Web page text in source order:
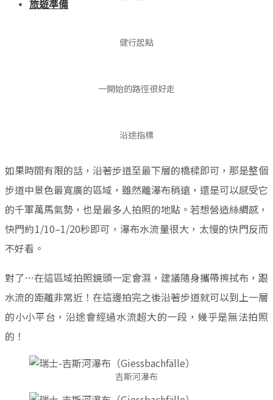
旅遊準備
健行起點
一開始的路徑很好走
沿途指標
如果時間有限的話，沿著步道至最下層的橋樑即可，那是整個
步道中景色最寬廣的區域，雖然離瀑布稍遠，還是可以感受它
的千軍萬馬氣勢，也是最多人拍照的地點。若想營造絲綢感，
快門約1/10–1/20秒即可，瀑布水流量很大，太慢的快門反而
不好看。
對了…在這區域拍照鏡頭一定會濕，建議隨身攜帶擦拭布，跟
水流的距離非常近！在這邊拍完之後沿著步道就可以到上一層
的小小平台，沿途會經過水流超大的一段，幾乎是無法拍照
的！
吉斯河瀑布